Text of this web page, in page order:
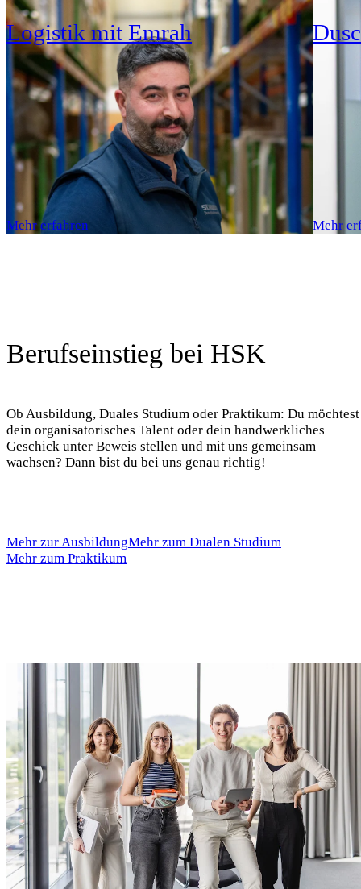
Logistik mit Emrah
Mehr erfahren Mehr
Berufseinstieg bei HSK
Ob Ausbildung, Duales Studium oder Praktikum: Du möchtest
dein organisatorisches Talent oder dein handwerkliches
Geschick unter Beweis stellen und mit uns gemeinsam
wachsen? Dann bist du bei uns genau richtig!
Mehr zur AusbildungMehr zum Dualen Studium
Mehr zum Praktikum